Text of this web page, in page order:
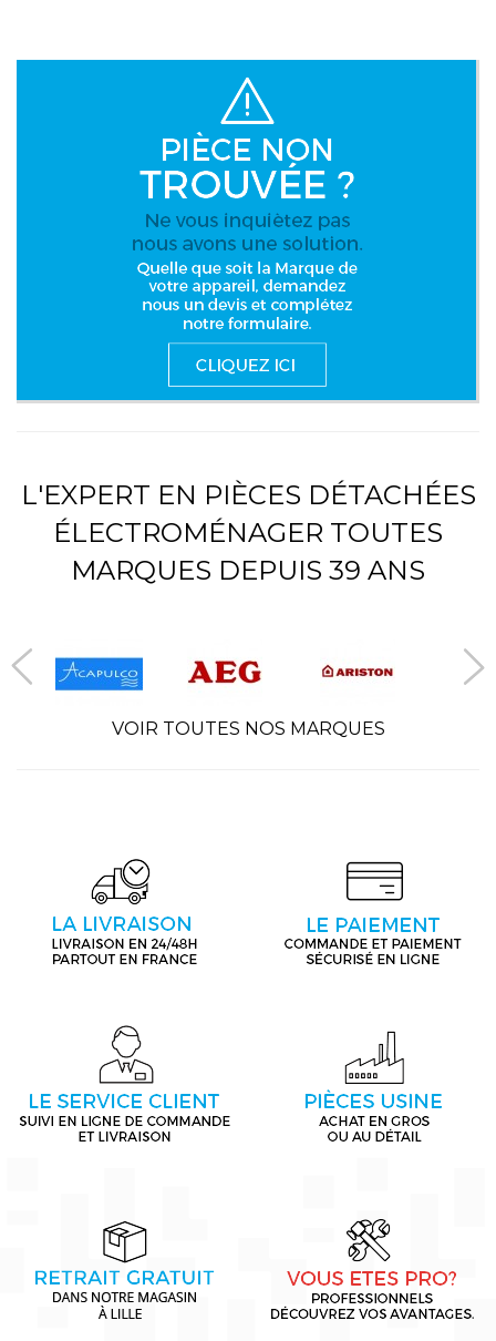
L'EXPERT EN PIÈCES DÉTACHÉES
ÉLECTROMÉNAGER TOUTES
MARQUES DEPUIS 39 ANS
VOIR TOUTES NOS MARQUES